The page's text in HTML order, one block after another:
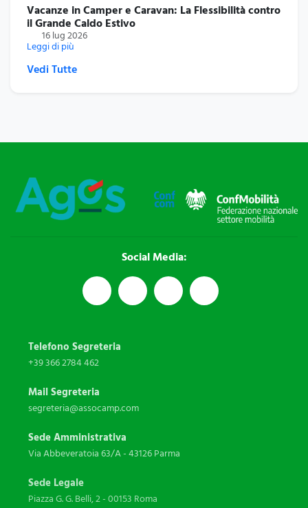
Vacanze in Camper e Caravan: La Flessibilità contro
il Grande Caldo Estivo
16 lug 2026
Leggi di più
Vedi Tutte
Social Media:
Telefono Segreteria
+39 366 2784 462
Mail Segreteria
segreteria@assocamp.com
Sede Amministrativa
Via Abbeveratoia 63/A - 43126 Parma
Sede Legale
Piazza G. G. Belli, 2 - 00153 Roma